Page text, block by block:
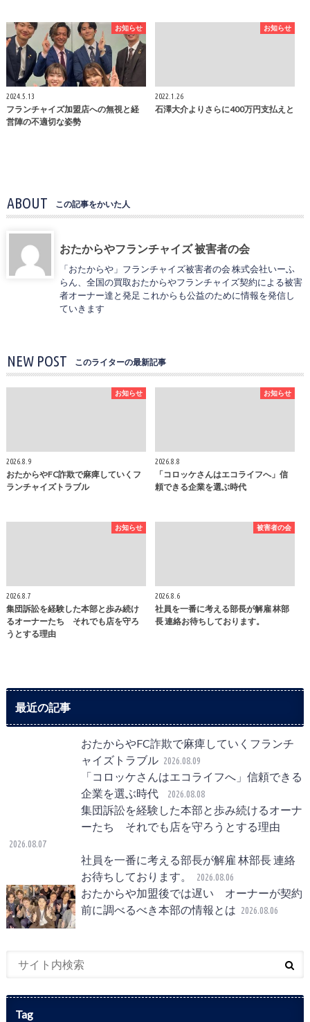
お知らせ
2024.5.13
フランチャイズ加盟店への無視と経
営陣の不適切な姿勢
お知らせ
2022.1.26
石澤大介よりさらに400万円支払えと
ABOUT この記事をかいた人
おたからやフランチャイズ 被害者の会
「おたからや」フランチャイズ被害者の会 株式会社いーふ
らん、全国の買取おたからやフランチャイズ契約による被害
者オーナー達と発足 これからも公益のために情報を発信し
ていきます
NEW POST このライターの最新記事
お知らせ
2026.8.9
おたからやFC詐欺で麻痺していくフ
ランチャイズトラブル
お知らせ
2026.8.8
「コロッケさんはエコライフへ」信
頼できる企業を選ぶ時代
お知らせ
2026.8.7
集団訴訟を経験した本部と歩み続け
るオーナーたち それでも店を守ろ
うとする理由
被害者の会
2026.8.6
社員を一番に考える部長が解雇 林部
長 連絡お待ちしております。
最近の記事
おたからやFC詐欺で麻痺していくフランチ
ャイズトラブル 2026.08.09
「コロッケさんはエコライフへ」信頼できる
企業を選ぶ時代
2026.08.08
集団訴訟を経験した本部と歩み続けるオーナ
ーたち それでも店を守ろうとする理由
2026.08.07
社員を一番に考える部長が解雇 林部長 連絡
お待ちしております。
2026.08.06
おたからや加盟後では遅い オーナーが契約
前に調べるべき本部の情報とは 2026.08.06
Tag